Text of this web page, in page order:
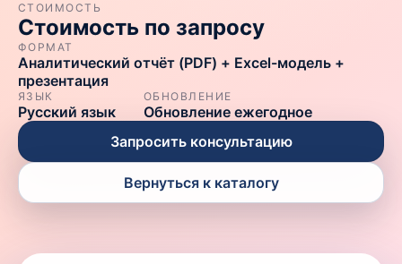
СТОИМОСТЬ
Стоимость по запросу
ФОРМАТ
Аналитический отчёт (PDF) + Excel-модель +
презентация
ЯЗЫК
Русский язык
ОБНОВЛЕНИЕ
Обновление ежегодное
Запросить консультацию
Вернуться к каталогу